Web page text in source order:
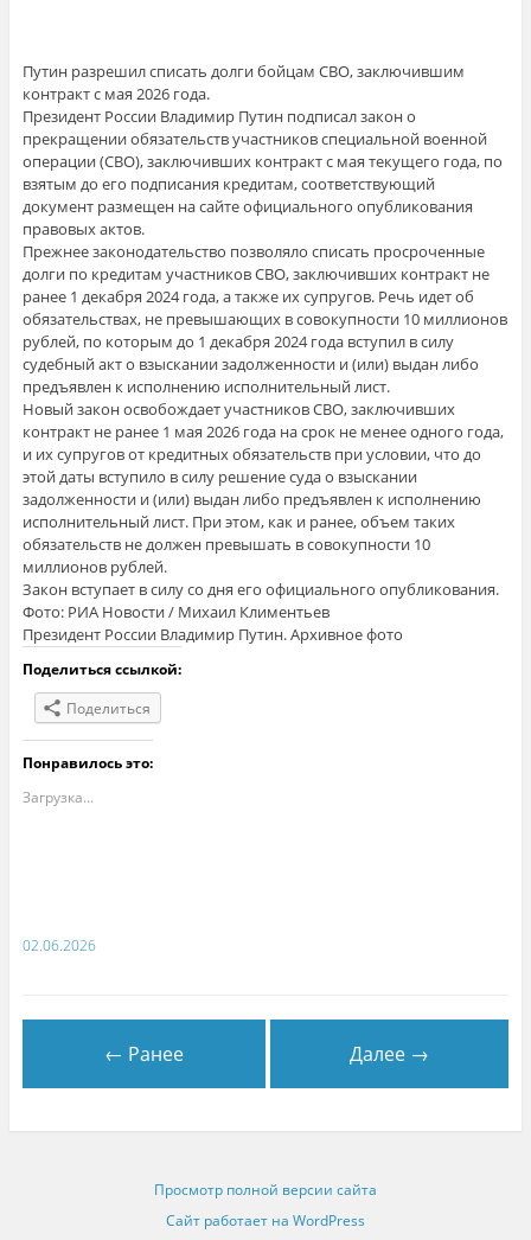
Путин разрешил списать долги бойцам СВО, заключившим
контракт с мая 2026 года.
Президент России Владимир Путин подписал закон о
прекращении обязательств участников специальной военной
операции (СВО), заключивших контракт с мая текущего года, по
взятым до его подписания кредитам, соответствующий
документ размещен на сайте официального опубликования
правовых актов.
Прежнее законодательство позволяло списать просроченные
долги по кредитам участников СВО, заключивших контракт не
ранее 1 декабря 2024 года, а также их супругов. Речь идет об
обязательствах, не превышающих в совокупности 10 миллионов
рублей, по которым до 1 декабря 2024 года вступил в силу
судебный акт о взыскании задолженности и (или) выдан либо
предъявлен к исполнению исполнительный лист.
Новый закон освобождает участников СВО, заключивших
контракт не ранее 1 мая 2026 года на срок не менее одного года,
и их супругов от кредитных обязательств при условии, что до
этой даты вступило в силу решение суда о взыскании
задолженности и (или) выдан либо предъявлен к исполнению
исполнительный лист. При этом, как и ранее, объем таких
обязательств не должен превышать в совокупности 10
миллионов рублей.
Закон вступает в силу со дня его официального опубликования.
Фото: РИА Новости / Михаил Климентьев
Президент России Владимир Путин. Архивное фото
Поделиться ссылкой:
Поделиться
Понравилось это:
Загрузка...
02.06.2026
← Ранее Далее →
Просмотр полной версии сайта
Сайт работает на WordPress